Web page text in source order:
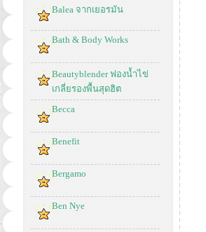
Balea จากเยอรมัน
Bath & Body Works
Beautyblender ฟองน้ำไข่
เกลี่ยรองพื้นสุดฮิต
Becca
Benefit
Bergamo
Ben Nye